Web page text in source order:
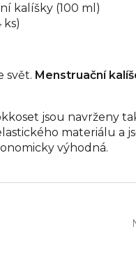
svět. Menstruační
jsou navrženy
materiálu a
výhodná.
kalíšky (100 ml)
ks)